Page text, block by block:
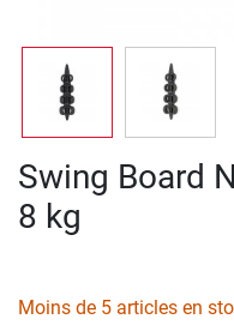
Swing Board
8 kg
Moins de 5 articles en